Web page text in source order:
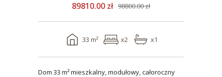
89810.00 zł 98800.00 zł
33 m² x2 x1
Dom 33 m² mieszkalny, modułowy, całoroczny